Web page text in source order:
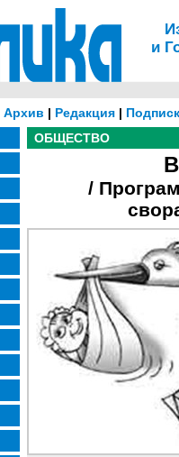
и
Архив | Редакция|
ОБЩЕСТВО
/